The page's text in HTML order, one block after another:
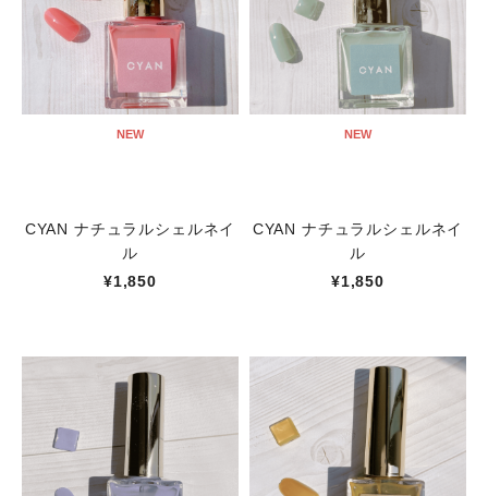
NEW
CYAN ナチュラルシェルネイ
ル
¥1,850
NEW
CYAN ナチュラルシェルネイ
ル
¥1,850